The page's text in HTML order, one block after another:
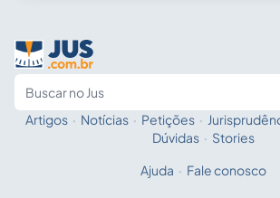
Fale com a IA
Artigos · Notícias · Petições ·
Dúvidas · Stories
Ajuda · Fale conosco